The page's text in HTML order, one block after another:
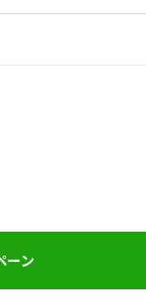
り14日以内
ーン